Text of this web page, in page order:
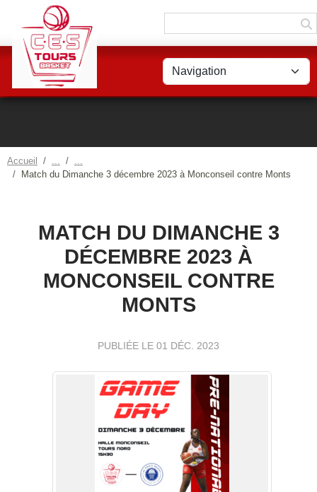
Accueil
Match du Dimanche 3 décembre 2023 à Monconseil contre Monts
MATCH DU DIMANCHE 3
DÉCEMBRE 2023 À
MONCONSEIL CONTRE
MONTS
PUBLIÉE LE 01 DÉC. 2023
Panneau de gestion des cookies